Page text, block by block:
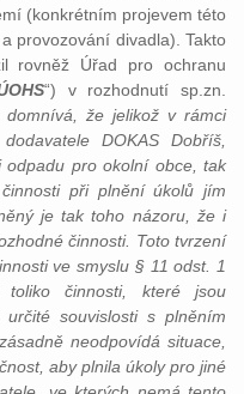
(konkrétním projevem této
provozování divadla). Takto
rovněž Úřad pro ochranu
“) v rozhodnutí sp.zn.
domnívá, že jelikož v rámci
DOKAS Dobříš,
odpadu pro okolní obce, tak
při plnění úkolů jím
je tak toho názoru, že i
činnosti. Toto tvrzení
ve smyslu § 11 odst. 1
činnosti, které jsou
souvislosti s plněním
neodpovídá situace,
aby plnila úkoly pro jiné